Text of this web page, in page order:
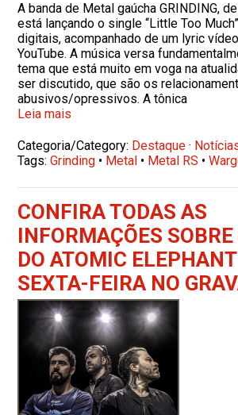
A banda de Metal gaúcha GRINDING,
está lançando o single “Little Too
digitais, acompanhado de um lyric
YouTube. A música versa
tema que está muito em voga na
ser discutido, que são os
abusivos/opressivos. A tônica
Leia mais
Categoria/Category: Destaque ·
Tags:Grinding • Metal • Metal RS •
CONFIRA TODAS AS
INFORMAÇÕES
DO ATOMIC
SEXTA-FEIRA NO